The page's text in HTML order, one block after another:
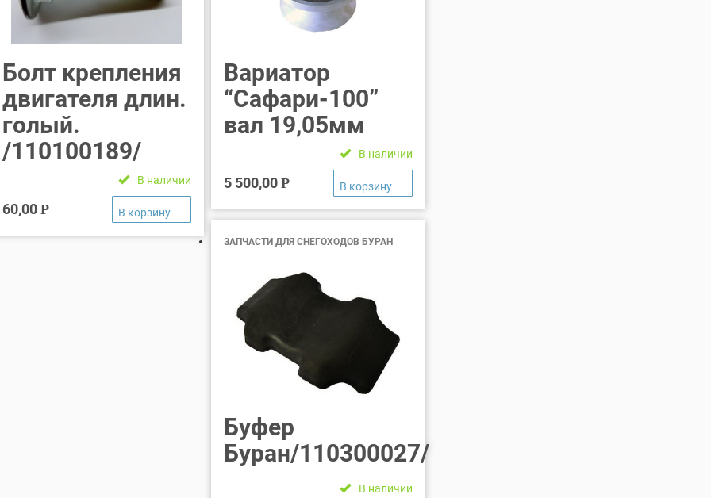
Болт крепления
двигателя длин.
голый.
/110100189/
В наличии
60,00 Р
Вариатор
“Сафари-100”
вал 19,05мм
В наличии
5 500,00Р
ЗАПЧАСТИ ДЛЯ СНЕГОХОДОВ БУРАН
Буфер
Буран/110300027/
В наличии